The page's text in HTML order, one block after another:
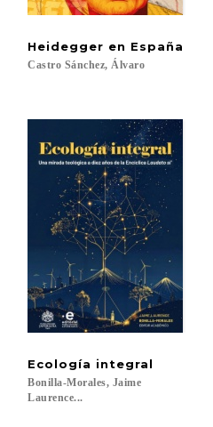
Heidegger en España
Castro Sánchez, Álvaro
Ecología integral
Bonilla-Morales, Jaime
Laurence...